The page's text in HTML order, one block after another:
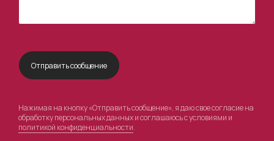
Нажимая на кнопку «Отправить сообщение», я даю свое согласие на
обработку персональных данных и соглашаюсь с условиями и
политикой конфиденциальности.